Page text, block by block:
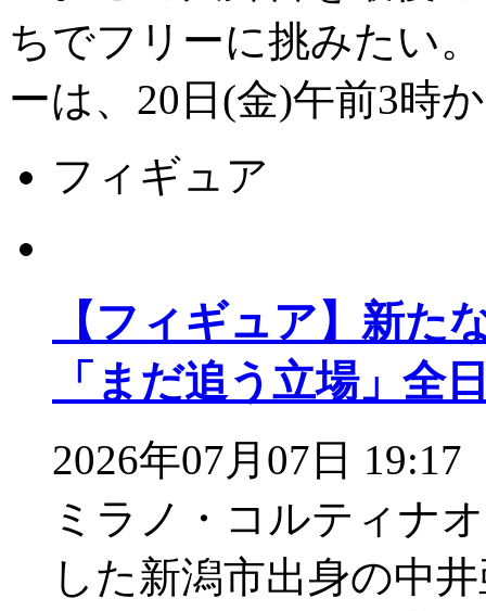
ちでフリーに挑みたい
ーは、20日(金)午前3時
フィギュア
【フィギュア】新た
「まだ追う立場」全
2026年07月07日 19:17
ミラノ・コルティナ
した新潟市出身の中